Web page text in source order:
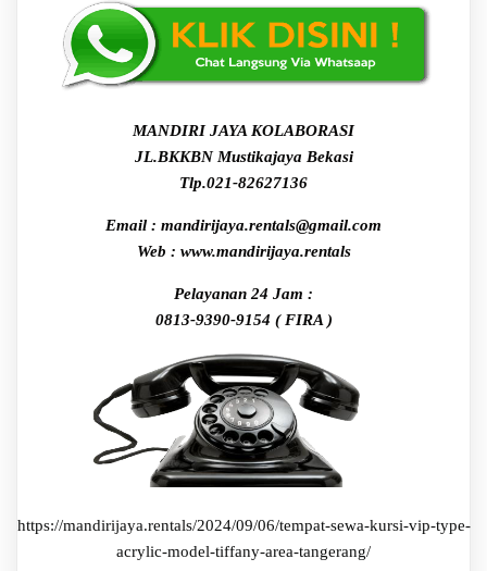
MANDIRI JAYA KOLABORASI
JL.BKKBN Mustikajaya Bekasi
Tlp.021-82627136
Email : mandirijaya.rentals@gmail.com
Web : www.mandirijaya.rentals
Pelayanan 24 Jam :
0813-9390-9154 ( FIRA )
https://mandirijaya.rentals/2024/09/06/tempat-sewa-kursi-vip-type-
acrylic-model-tiffany-area-tangerang/